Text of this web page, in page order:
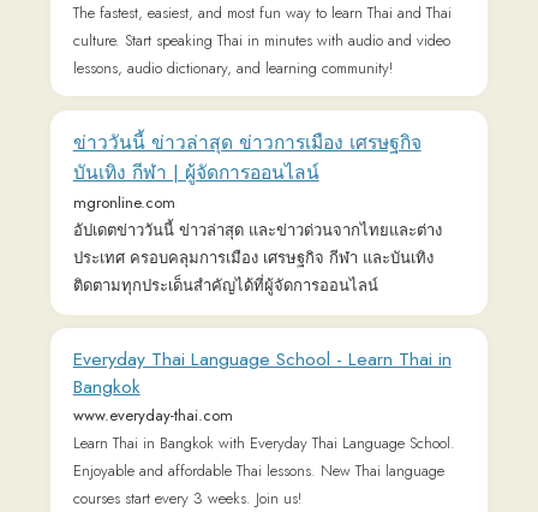
Thai PBS - ไทยพีบีเอส สื่อของทุกคน
www.thaipbs.or.th
ไทยพีบีเอส (Thai PBS) อัปเดตทุกข่าวสาร, สารประโยชน์
กรอบจรรยาบรรณขององค์กร โดยยึดถือประโยชน์
สาธารณะเป็นสำคัญ
SIAMSPORT ติดตามข่าวกีฬา รวมข่าวกีฬา ข่าว
ฟุตบอล พรีเมียร์ลีก เจลีก สดทุกชนิดกีฬา ข่าว
กีฬาวันนี้ | SIAMSPORT
www.siamsport.co.th
ข่าวกีฬา รวมข่าวกีฬาเด่นวันนี้ ทั้งกีฬาไทย กีฬาต่างประเทศ
ผลบอล พรีเมียร์ลีก เจลีก ตารางการแข่งขัน ฟุตบอล
วอลเลย์บอล มวยไทย แบดมินตัน การแข่งขันทีมชาติไทย
และอีกมากมายที่ siamsport.co.th
Siam Zone : ภาพยนตร์ เพลง ละคร ข่าวบันเทิง
เนื้อเพลง ฯลฯ